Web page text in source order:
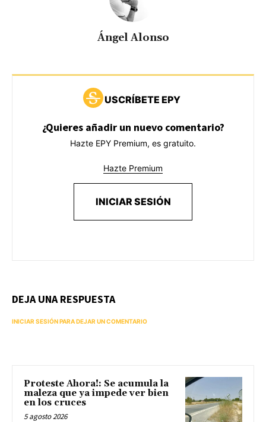
Ángel Alonso
USCRÍBETE EPY
¿Quieres añadir un nuevo comentario?
Hazte EPY Premium, es gratuito.
Hazte Premium
INICIAR SESIÓN
DEJA UNA RESPUESTA
INICIAR SESIÓN PARA DEJAR UN COMENTARIO
Proteste Ahora!: Se acumula la
maleza que ya impede ver bien
en los cruces
5 agosto 2026